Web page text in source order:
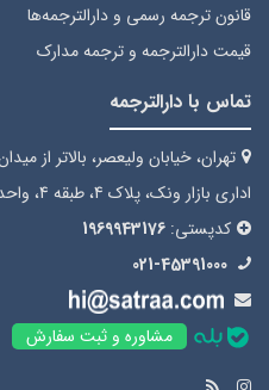
قانون ترجمه رسمی و دارالترجمه‌ها
قیمت دارالترجمه و ترجمه مدارک
تماس با دارالترجمه
تهران، خیابان ولیعصر، بالاتر
اداری بازار ونک، پلاک 4، طبقه 4، واحد 404
کدپستی: 1969943176
021-45391000
مشاوره و ثبت سفارش